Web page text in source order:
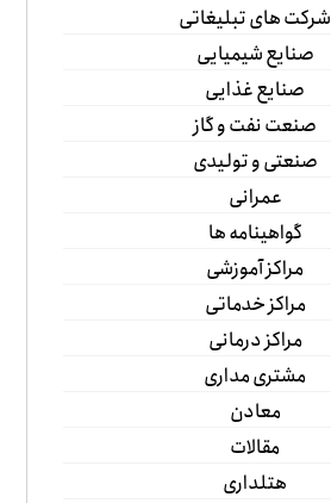
شرکت های تبلیغاتی
صنایع شیمیایی
صنایع غذایی
صنعت نفت و گاز
صنعتی و تولیدی
عمرانی
گواهینامه ها
مراکز آموزشی
مراکز خدماتی
مراکز درمانی
مشتری مداری
معادن
مقالات
هتلداری